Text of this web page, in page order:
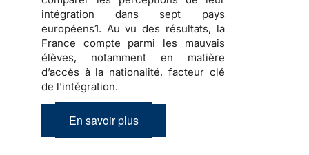
intégration dans sept pays
européens1. Au vu des résultats, la
France compte parmi les mauvais
élèves, notamment en matière
d’accès à la nationalité, facteur clé
de l’intégration.
En savoir plus